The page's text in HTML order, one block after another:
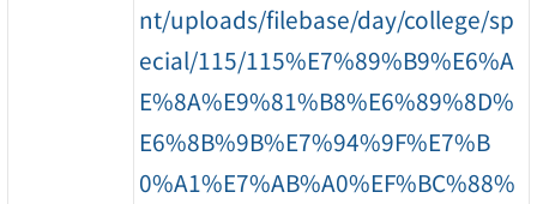
nt/uploads/filebase/day/college/sp
ecial/115/115%E7%89%B9%E6%A
E%8A%E9%81%B8%E6%89%8D%
E6%8B%9B%E7%94%9F%E7%B
0%A1%E7%AB%A0%EF%BC%88%